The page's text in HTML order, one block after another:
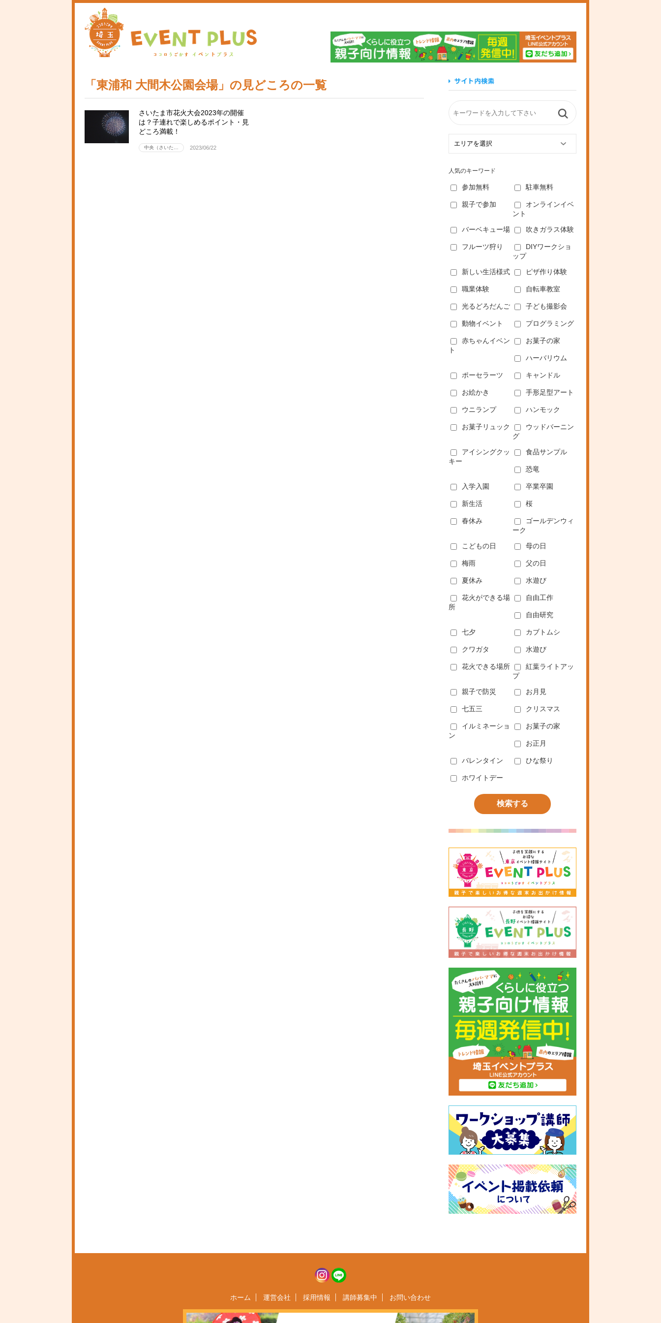
「東浦和 大間木公園会場」の見どころの一覧
さいたま市花火大会2023年の開催
は？子連れで楽しめるポイント・見
どころ満載！
中央（さいた… 2023/06/22
人気のキーワード
参加無料 駐車無料
親子で参加
オンラインイベ
ント
バーベキュー場 吹きガラス体験
フルーツ狩り
DIYワークショ
ップ
新しい生活様式 ピザ作り体験
職業体験 自転車教室
光るどろだんご 子ども撮影会
動物イベント プログラミング
赤ちゃんイベン
ト
お菓子の家
ハーバリウム
ポーセラーツ キャンドル
お絵かき 手形足型アート
ウニランプ ハンモック
お菓子リュック
ウッドバーニン
グ
アイシングクッ
キー
食品サンプル
恐竜
入学入園 卒業卒園
新生活 桜
春休み
ゴールデンウィ
ーク
こどもの日 母の日
梅雨 父の日
夏休み 水遊び
花火ができる場
所
自由工作
自由研究
七夕 カブトムシ
クワガタ 水遊び
花火できる場所
紅葉ライトアッ
プ
親子で防災 お月見
七五三 クリスマス
イルミネーショ
ン
お菓子の家
お正月
バレンタイン ひな祭り
ホワイトデー
ホーム 運営会社 採用情報 講師募集中 お問い合わせ